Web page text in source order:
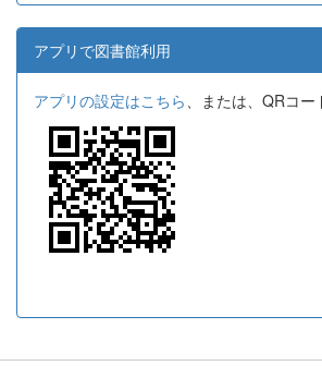
アプリで図書館利用
アプリの設定はこちら、または、QRコー